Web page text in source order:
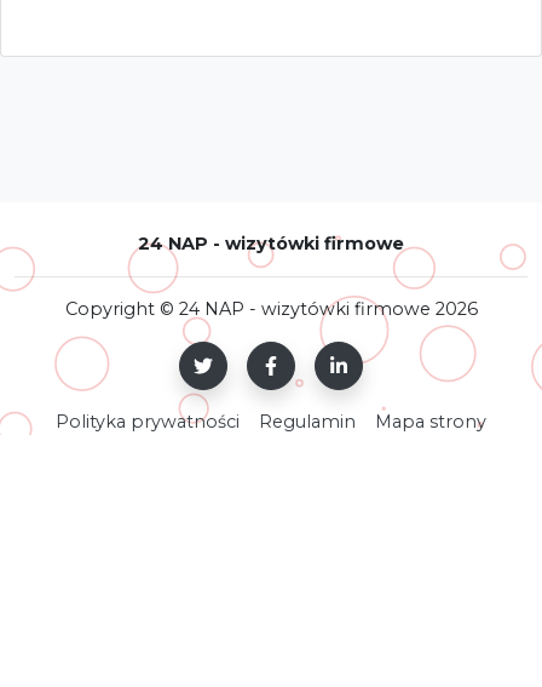
24 NAP - wizytówki firmowe
Copyright © 24 NAP - wizytówki firmowe 2026
Polityka prywatności Regulamin Mapa strony